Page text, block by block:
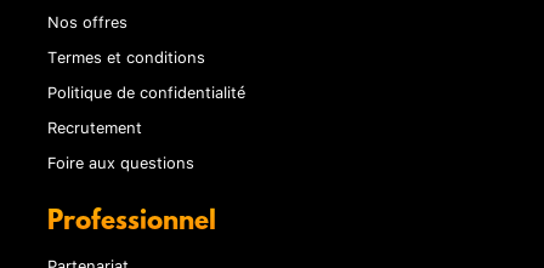
Nos offres
Termes et conditions
Politique de confidentialité
Recrutement
Foire aux questions
Professionnel